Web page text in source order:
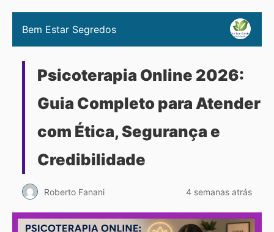
Bem Estar Segredos
Psicoterapia Online 2026:
Guia Completo para Atender
com Ética, Segurança e
Credibilidade
Roberto Fanani 4 semanas atrás